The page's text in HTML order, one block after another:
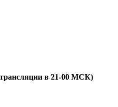
в 21-00 МСК)